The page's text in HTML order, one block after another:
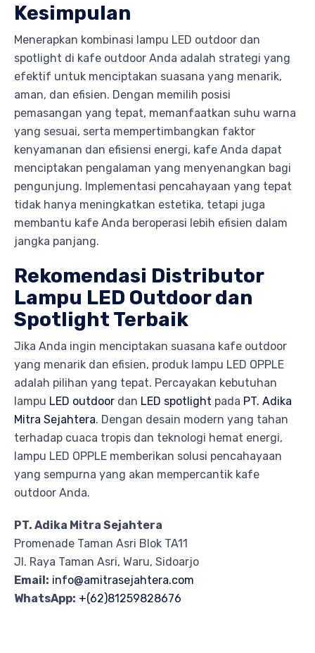
Kesimpulan
Menerapkan kombinasi lampu LED outdoor dan
spotlight di kafe outdoor Anda adalah strategi yang
efektif untuk menciptakan suasana yang menarik,
aman, dan efisien. Dengan memilih posisi
pemasangan yang tepat, memanfaatkan suhu warna
yang sesuai, serta mempertimbangkan faktor
kenyamanan dan efisiensi energi, kafe Anda dapat
menciptakan pengalaman yang menyenangkan bagi
pengunjung. Implementasi pencahayaan yang tepat
tidak hanya meningkatkan estetika, tetapi juga
membantu kafe Anda beroperasi lebih efisien dalam
jangka panjang.
Rekomendasi Distributor
Lampu LED Outdoor dan
Spotlight Terbaik
Jika Anda ingin menciptakan suasana kafe outdoor
yang menarik dan efisien, produk lampu LED OPPLE
adalah pilihan yang tepat. Percayakan kebutuhan
lampu LED outdoor dan LED spotlight pada PT. Adika
Mitra Sejahtera. Dengan desain modern yang tahan
terhadap cuaca tropis dan teknologi hemat energi,
lampu LED OPPLE memberikan solusi pencahayaan
yang sempurna yang akan mempercantik kafe
outdoor Anda.
PT. Adika Mitra Sejahtera
Promenade Taman Asri Blok TA11
Jl. Raya Taman Asri, Waru, Sidoarjo
Email: info@amitrasejahtera.com
WhatsApp: +(62)81259828676